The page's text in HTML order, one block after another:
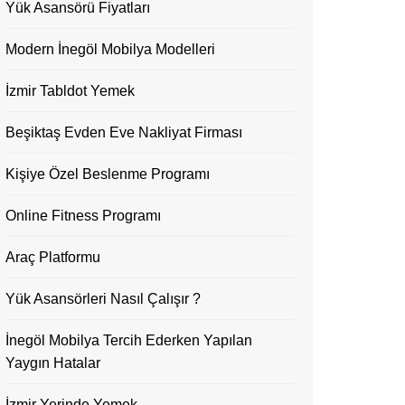
Yük Asansörü Fiyatları
Modern İnegöl Mobilya Modelleri
İzmir Tabldot Yemek
Beşiktaş Evden Eve Nakliyat Firması
Kişiye Özel Beslenme Programı
Online Fitness Programı
Araç Platformu
Yük Asansörleri Nasıl Çalışır ?
İnegöl Mobilya Tercih Ederken Yapılan
Yaygın Hatalar